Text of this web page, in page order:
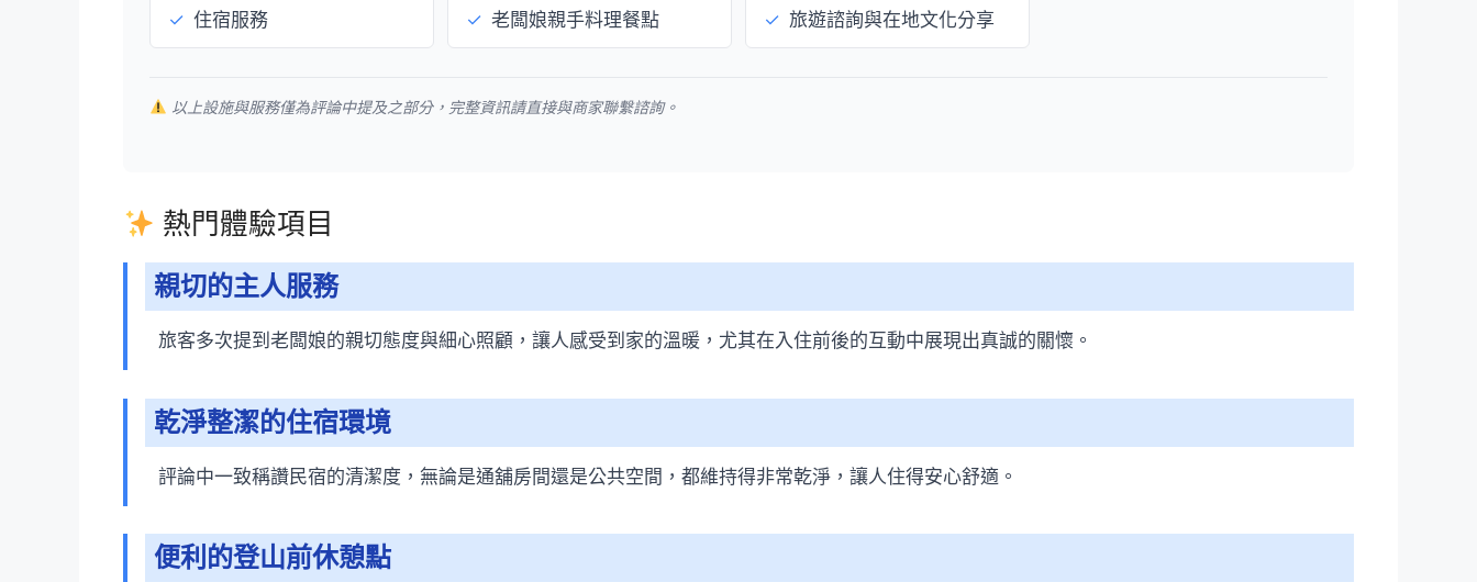
✓ 住宿服務 ✓ 老闆娘親手料理餐點 ✓ 旅遊諮詢與在地文化分享
以上設施與服務僅為評論中提及之部分，完整資訊請直接與商家聯繫諮詢。
熱門體驗項目
親切的主人服務
旅客多次提到老闆娘的親切態度與細心照顧，讓人感受到家的溫暖，尤其在入住前後的互動中展現出真誠的關懷。
乾淨整潔的住宿環境
評論中一致稱讚民宿的清潔度，無論是通舖房間還是公共空間，都維持得非常乾淨，讓人住得安心舒適。
便利的登山前休憩點